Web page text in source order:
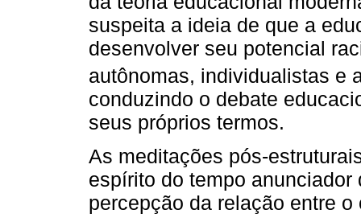
suspeita a ideia de que a
desenvolver seu potencial
autônomas, individualistas e
conduzindo o debate
seus próprios termos.
As meditações pós-
espírito do tempo
percepção da relação entre